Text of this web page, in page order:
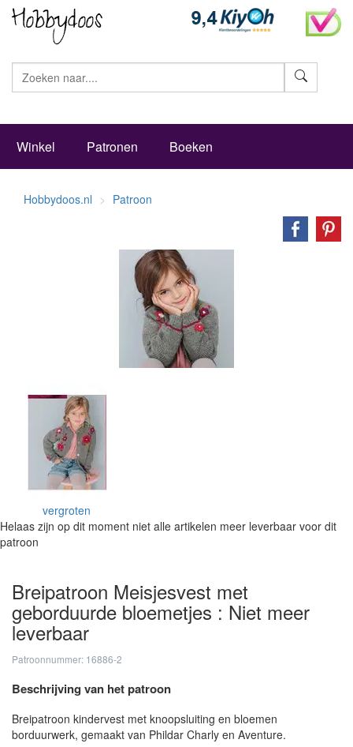
Winkel Patronen Boeken
Hobbydoos.nl Patroon
vergroten
Helaas zijn op dit moment niet alle artikelen meer leverbaar voor dit
patroon
Breipatroon Meisjesvest met
geborduurde bloemetjes : Niet meer
leverbaar
Patroonnummer: 16886-2
Beschrijving van het patroon
Breipatroon kindervest met knoopsluiting en bloemen
borduurwerk, gemaakt van Phildar Charly en Aventure.